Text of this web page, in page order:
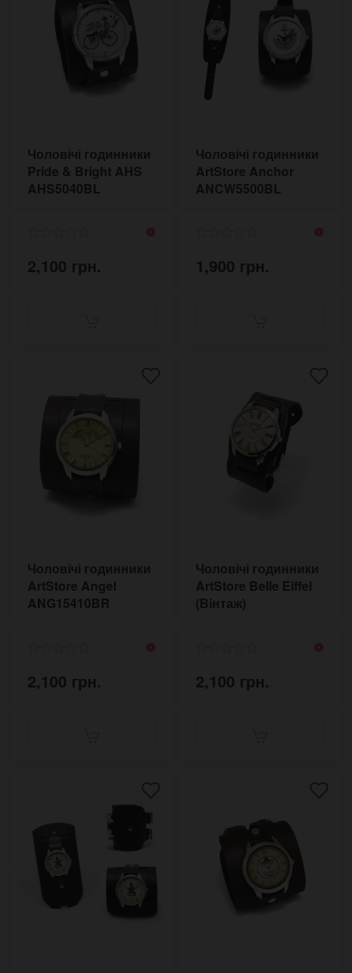
Чоловічі годинники
Pride & Bright AHS
AHS5040BL
2,100 грн.
Чоловічі годинники
ArtStore Anchor
ANCW5500BL
1,900 грн.
Чоловічі годинники
ArtStore Angel
ANG15410BR
2,100 грн.
Чоловічі годинники
ArtStore Belle Eiffel
(Вінтаж)
2,100 грн.